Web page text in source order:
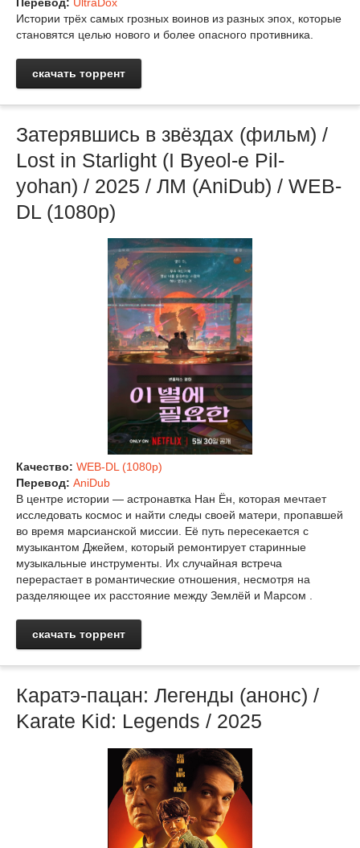
Истории трёх самых грозных воинов из разных эпох, которые
становятся целью нового и более опасного противника.
скачать торрент
Затерявшись в звёздах (фильм) /
Lost in Starlight (I Byeol-e Pil-
yohan) / 2025 / ЛМ (AniDub) / WEB-
DL (1080p)
Качество: WEB-DL (1080p)
Перевод: AniDub
В центре истории — астронавтка Нан Ён, которая мечтает
исследовать космос и найти следы своей матери, пропавшей
во время марсианской миссии. Её путь пересекается с
музыкантом Джейем, который ремонтирует старинные
музыкальные инструменты. Их случайная встреча
перерастает в романтические отношения, несмотря на
разделяющее их расстояние между Землёй и Марсом .
скачать торрент
Каратэ-пацан: Легенды (анонс) /
Karate Kid: Legends / 2025